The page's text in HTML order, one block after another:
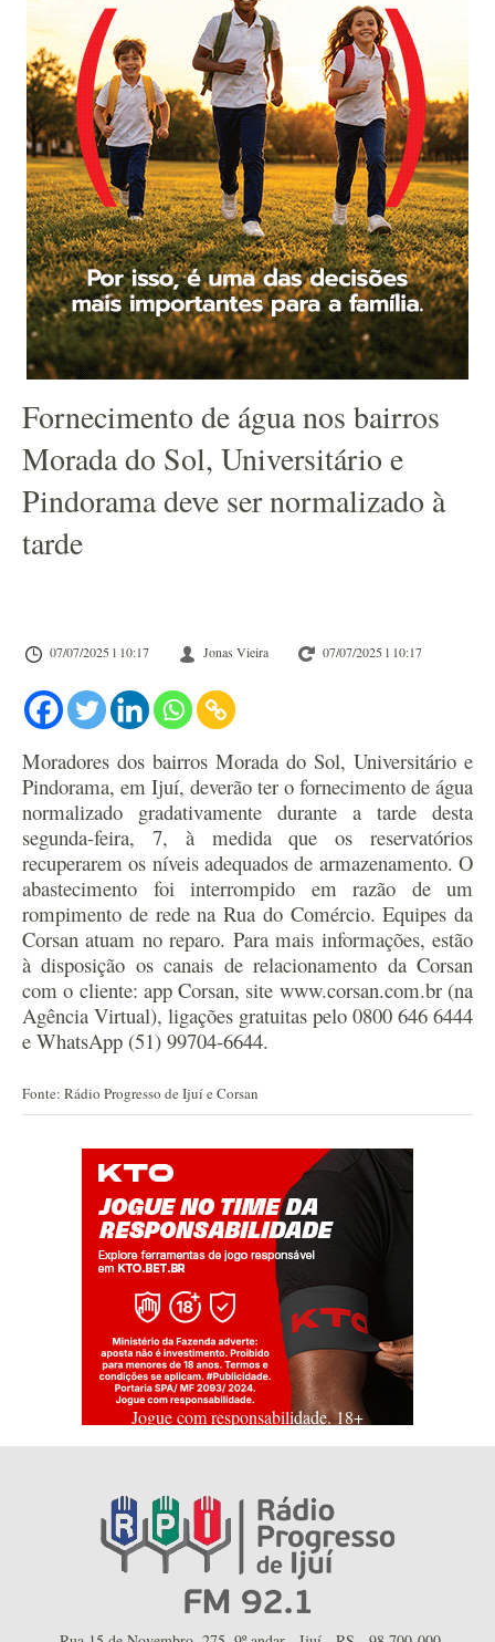
Fornecimento de água nos bairros
Morada do Sol, Universitário e
Pindorama deve ser normalizado à
tarde
07/07/2025 l 10:17 Jonas Vieira 07/07/2025 l 10:17
Moradores dos bairros Morada do Sol, Universitário e
Pindorama, em Ijuí, deverão ter o fornecimento de água
normalizado gradativamente durante a tarde desta
segunda-feira, 7, à medida que os reservatórios
recuperarem os níveis adequados de armazenamento. O
abastecimento foi interrompido em razão de um
rompimento de rede na Rua do Comércio. Equipes da
Corsan atuam no reparo. Para mais informações, estão
à disposição os canais de relacionamento da Corsan
com o cliente: app Corsan, site www.corsan.com.br (na
Agência Virtual), ligações gratuitas pelo 0800 646 6444
e WhatsApp (51) 99704-6644.
Fonte: Rádio Progresso de Ijuí e Corsan
Jogue com responsabilidade. 18+